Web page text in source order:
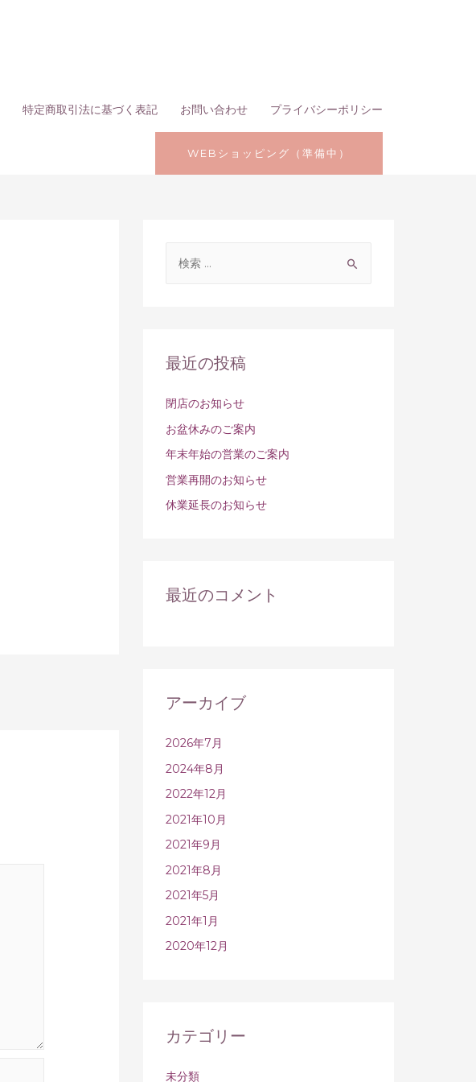
特定商取引法に基づく表記 お問い合わせ プライバシーポリシー
WEBショッピング（準備中）
最近の投稿
閉店のお知らせ
お盆休みのご案内
年末年始の営業のご案内
営業再開のお知らせ
休業延長のお知らせ
最近のコメント
アーカイブ
2026年7月
2024年8月
2022年12月
2021年10月
2021年9月
2021年8月
2021年5月
2021年1月
2020年12月
カテゴリー
未分類